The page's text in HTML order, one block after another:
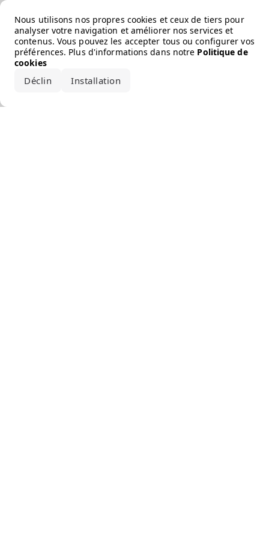
Nous utilisons nos propres cookies et ceux de tiers pour
analyser votre navigation et améliorer nos services et
contenus. Vous pouvez les accepter tous ou configurer vos
préférences. Plus d'informations dans notre Politique de
cookies
Déclin Installation
Error loading the brand